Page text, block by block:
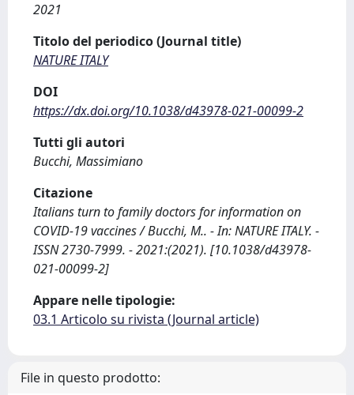
2021
Titolo del periodico (Journal title)
NATURE ITALY
DOI
https://dx.doi.org/10.1038/d43978-021-00099-2
Tutti gli autori
Bucchi, Massimiano
Citazione
Italians turn to family doctors for information on
COVID-19 vaccines / Bucchi, M.. - In: NATURE ITALY. -
ISSN 2730-7999. - 2021:(2021). [10.1038/d43978-
021-00099-2]
Appare nelle tipologie:
03.1 Articolo su rivista (Journal article)
File in questo prodotto: